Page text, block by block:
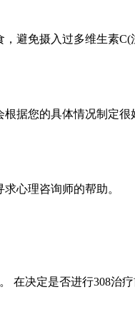
避免摄入过多维生素
据您的具体情况制定
心理咨询师的帮助。
在决定是否进行308治